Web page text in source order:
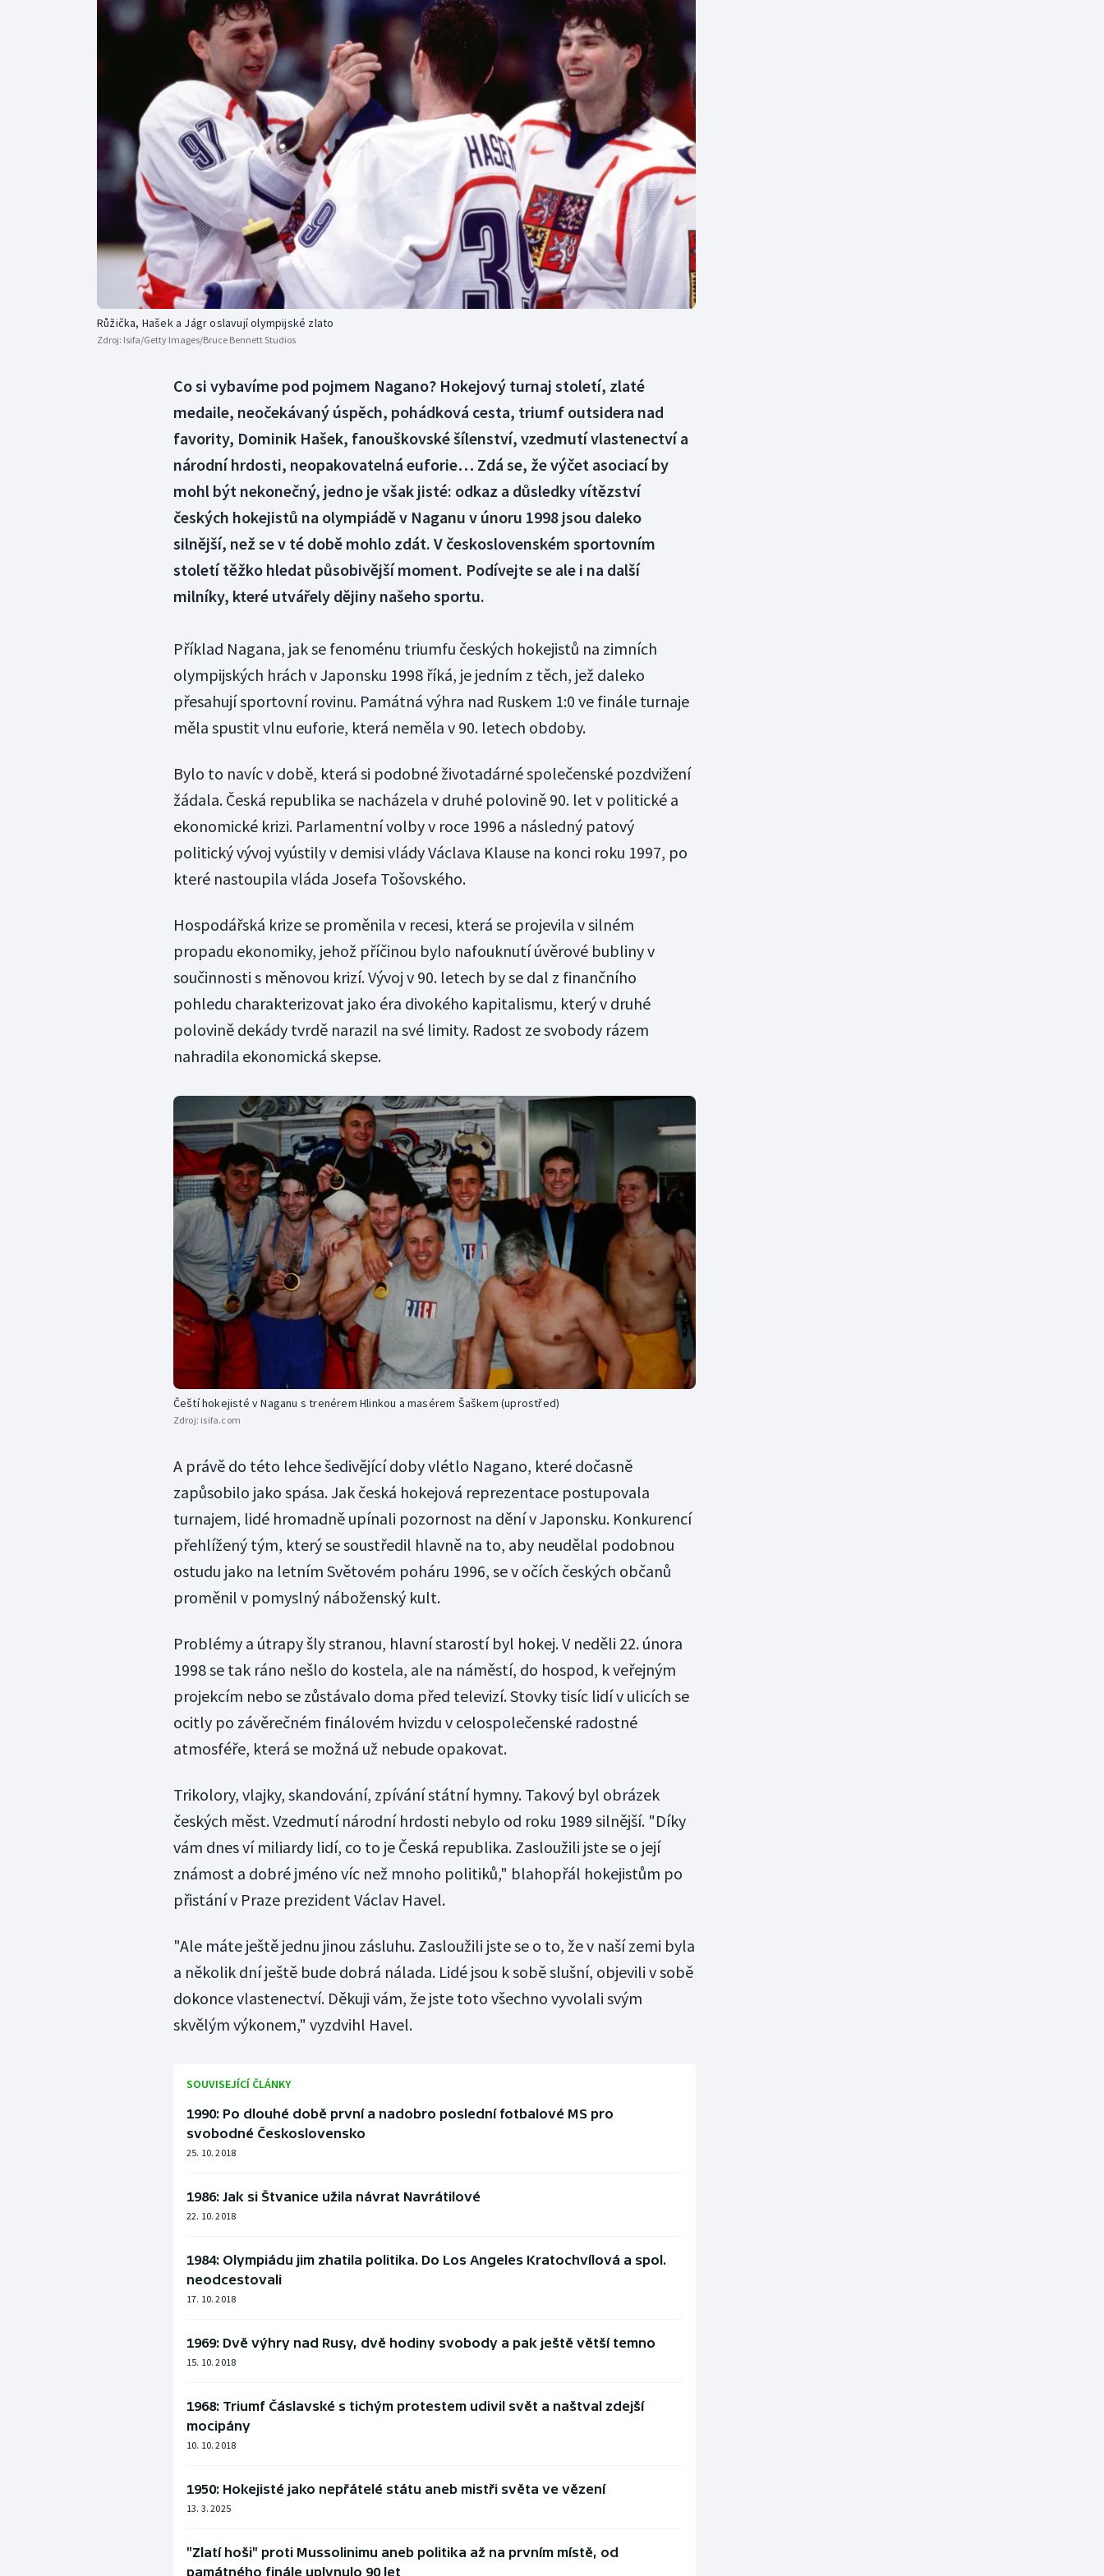
Curling
Dostihy
Florbal
Futsal
Golf
Gymnastika
Moderní pětiboj
Motorsport
Olympijské hry
Parasport
Plavání
Plážový volejbal
Triatlon
Veslování
Vodní slalom
Volejbal
Ostatní
Růžička, Hašek a Jágr oslavují olympijské zlato
Zdroj: Isifa/Getty Images/Bruce Bennett Studios
Co si vybavíme pod pojmem Nagano? Hokejový turnaj století, zlaté
medaile, neočekávaný úspěch, pohádková cesta, triumf outsidera nad
favority, Dominik Hašek, fanouškovské šílenství, vzedmutí vlastenectví a
národní hrdosti, neopakovatelná euforie… Zdá se, že výčet asociací by
mohl být nekonečný, jedno je však jisté: odkaz a důsledky vítězství
českých hokejistů na olympiádě v Naganu v únoru 1998 jsou daleko
silnější, než se v té době mohlo zdát. V československém sportovním
století těžko hledat působivější moment. Podívejte se ale i na další
milníky, které utvářely dějiny našeho sportu.
Příklad Nagana, jak se fenoménu triumfu českých hokejistů na zimních
olympijských hrách v Japonsku 1998 říká, je jedním z těch, jež daleko
přesahují sportovní rovinu. Památná výhra nad Ruskem 1:0 ve finále turnaje
měla spustit vlnu euforie, která neměla v 90. letech obdoby.
Bylo to navíc v době, která si podobné životadárné společenské pozdvižení
žádala. Česká republika se nacházela v druhé polovině 90. let v politické a
ekonomické krizi. Parlamentní volby v roce 1996 a následný patový
politický vývoj vyústily v demisi vlády Václava Klause na konci roku 1997, po
které nastoupila vláda Josefa Tošovského.
Hospodářská krize se proměnila v recesi, která se projevila v silném
propadu ekonomiky, jehož příčinou bylo nafouknutí úvěrové bubliny v
součinnosti s měnovou krizí. Vývoj v 90. letech by se dal z finančního
pohledu charakterizovat jako éra divokého kapitalismu, který v druhé
polovině dekády tvrdě narazil na své limity. Radost ze svobody rázem
nahradila ekonomická skepse.
Čeští hokejisté v Naganu s trenérem Hlinkou a masérem Šaškem (uprostřed)
Zdroj: isifa.com
A právě do této lehce šedivějící doby vlétlo Nagano, které dočasně
zapůsobilo jako spása. Jak česká hokejová reprezentace postupovala
turnajem, lidé hromadně upínali pozornost na dění v Japonsku. Konkurencí
přehlížený tým, který se soustředil hlavně na to, aby neudělal podobnou
ostudu jako na letním Světovém poháru 1996, se v očích českých občanů
proměnil v pomyslný náboženský kult.
Problémy a útrapy šly stranou, hlavní starostí byl hokej. V neděli 22. února
1998 se tak ráno nešlo do kostela, ale na náměstí, do hospod, k veřejným
projekcím nebo se zůstávalo doma před televizí. Stovky tisíc lidí v ulicích se
ocitly po závěrečném finálovém hvizdu v celospolečenské radostné
atmosféře, která se možná už nebude opakovat.
Trikolory, vlajky, skandování, zpívání státní hymny. Takový byl obrázek
českých měst. Vzedmutí národní hrdosti nebylo od roku 1989 silnější. "Díky
vám dnes ví miliardy lidí, co to je Česká republika. Zasloužili jste se o její
známost a dobré jméno víc než mnoho politiků," blahopřál hokejistům po
přistání v Praze prezident Václav Havel.
"Ale máte ještě jednu jinou zásluhu. Zasloužili jste se o to, že v naší zemi byla
a několik dní ještě bude dobrá nálada. Lidé jsou k sobě slušní, objevili v sobě
dokonce vlastenectví. Děkuji vám, že jste toto všechno vyvolali svým
skvělým výkonem," vyzdvihl Havel.
SOUVISEJÍCÍ ČLÁNKY
1990: Po dlouhé době první a nadobro poslední fotbalové MS pro
svobodné Československo
25. 10. 2018
1986: Jak si Štvanice užila návrat Navrátilové
22. 10. 2018
1984: Olympiádu jim zhatila politika. Do Los Angeles Kratochvílová a spol.
neodcestovali
17. 10. 2018
1969: Dvě výhry nad Rusy, dvě hodiny svobody a pak ještě větší temno
15. 10. 2018
1968: Triumf Čáslavské s tichým protestem udivil svět a naštval zdejší
mocipány
10. 10. 2018
1950: Hokejisté jako nepřátelé státu aneb mistři světa ve vězení
13. 3. 2025
"Zlatí hoši" proti Mussolinimu aneb politika až na prvním místě, od
památného finále uplynulo 90 let